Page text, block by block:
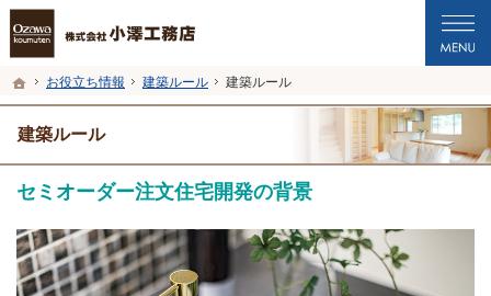
ホーム
お役立ち情報 建築ルール 建築ルール
建築ルール
プロの目線からご提案。福井市・鯖江市・坂井市の注文住宅・新築戸建てを手が
福井市・鯖江市・坂井市の新築・注文住宅・新築戸建てを手がける工務店なら小澤
セミオーダー注文住宅開発の背景